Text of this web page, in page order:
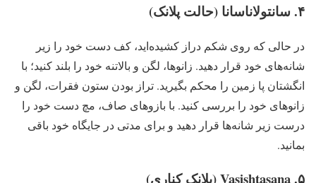
۴. سانتولاناسانا (حالت پلانک)
در حالی که روی شکم دراز کشیده‌اید، کف دست خود را زیر
شانه‌های خود قرار دهید. زانوها، لگن و بالاتنه خود را بلند کنید؛ با
انگشتان پا زمین را محکم بگیرید. تراز بودن ستون فقرات، لگن و
زانوهای خود را بررسی کنید. با بازوهای صاف، مچ دست خود را
درست زیر شانه‌ها قرار دهید و برای مدتی در جایگاه خود باقی
بمانید.